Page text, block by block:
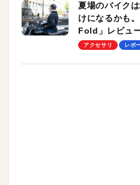
夏場のバイク
けになるかも
Fold」レビュ
却プレート、
アクセサリ レポ